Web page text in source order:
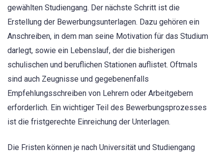
gewählten Studiengang. Der nächste Schritt ist die
Erstellung der Bewerbungsunterlagen. Dazu gehören ein
Anschreiben, in dem man seine Motivation für das Studium
darlegt, sowie ein Lebenslauf, der die bisherigen
schulischen und beruflichen Stationen auflistet. Oftmals
sind auch Zeugnisse und gegebenenfalls
Empfehlungsschreiben von Lehrern oder Arbeitgebern
erforderlich. Ein wichtiger Teil des Bewerbungsprozesses
ist die fristgerechte Einreichung der Unterlagen.
Die Fristen können je nach Universität und Studiengang